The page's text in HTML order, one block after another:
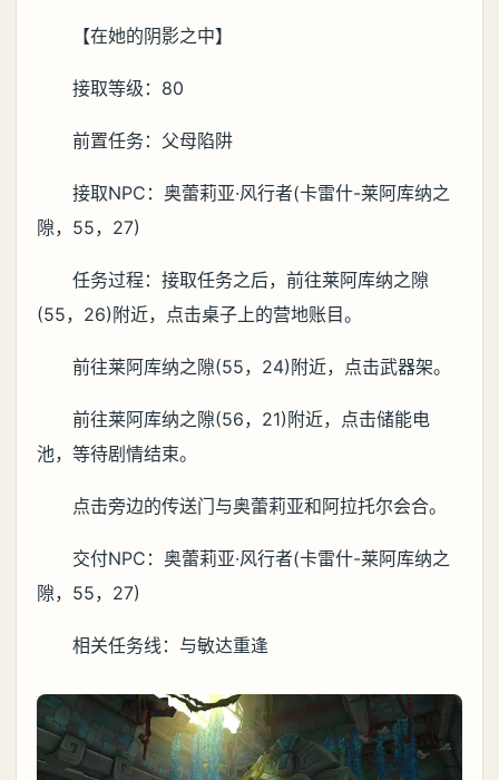
【在她的阴影之中】
接取等级：80
前置任务：父母陷阱
接取NPC：奥蕾莉亚·风行者(卡雷什-莱阿库纳之
隙，55，27)
任务过程：接取任务之后，前往莱阿库纳之隙
(55，26)附近，点击桌子上的营地账目。
前往莱阿库纳之隙(55，24)附近，点击武器架。
前往莱阿库纳之隙(56，21)附近，点击储能电
池，等待剧情结束。
点击旁边的传送门与奥蕾莉亚和阿拉托尔会合。
交付NPC：奥蕾莉亚·风行者(卡雷什-莱阿库纳之
隙，55，27)
相关任务线：与敏达重逢